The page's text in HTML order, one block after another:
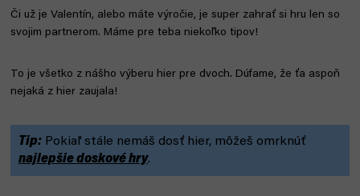
Či už je Valentín, alebo máte výročie, je super zahrať si hru len so
svojim partnerom. Máme pre teba niekoľko tipov!
To je všetko z nášho výberu hier pre dvoch. Dúfame, že ťa aspoň
nejaká z hier zaujala!
Tip: Pokiaľ stále nemáš dosť hier, môžeš omrknúť
najlepšie doskové hry.